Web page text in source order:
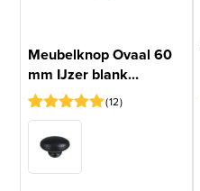
Meubelknop Ovaal 60
mm IJzer blank...
Gewaardeerd
op 5
gebaseerd
12
12